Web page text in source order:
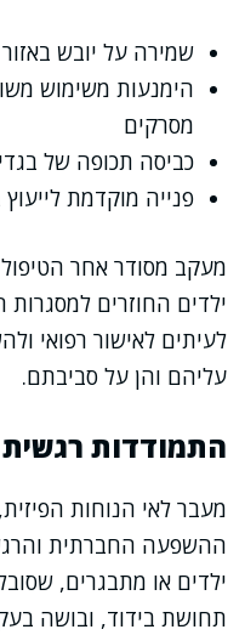
שמירה על יובש
הימנעות משימוש
מסרקים
כביסה תכופה של
פנייה מוקדמת
מעקב מסודר אחר
ילדים החוזרים
לעיתים לאישור רפואי
עליהם והן על סביבתם.
התמודדות
מעבר לאי הנוחות
ההשפעה החברתית
ילדים או מתבגרים,
תחושת בידוד, ובושה